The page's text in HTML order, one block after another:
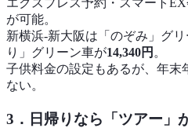
エクスプレス予約・スマート
が可能。
新横浜-新大阪は「のぞみ」グ
り」グリーン車が14,340円 。
子供料金の設定もあるが、年末
ない。
3．日帰りなら「ツアー」